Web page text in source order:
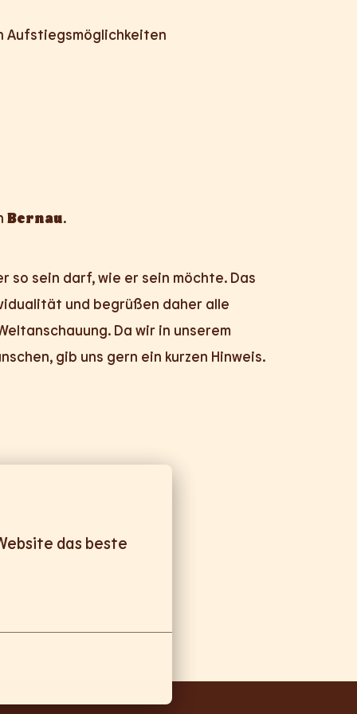
das beste
Aufstiegsmöglichkeiten
Bernau.
so sein darf, wie er sein möchte. Das
und begrüßen daher alle
Da wir in unserem
gib uns gern ein kurzen Hinweis.